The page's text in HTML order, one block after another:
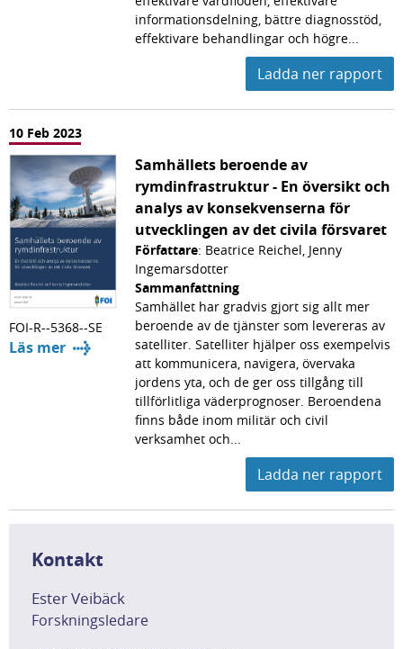
informationsdelning, bättre diagnosstöd,
effektivare behandlingar och högre...
Ladda ner rapport
10 Feb 2023
FOI-R--5368--SE
Läs mer
Samhällets beroende av
rymdinfrastruktur - En översikt och
analys av konsekvenserna för
utvecklingen av det civila försvaret
Författare: Beatrice Reichel, Jenny
Ingemarsdotter
Sammanfattning
Samhället har gradvis gjort sig allt mer
beroende av de tjänster som levereras av
satelliter. Satelliter hjälper oss exempelvis
att kommunicera, navigera, övervaka
jordens yta, och de ger oss tillgång till
tillförlitliga väderprognoser. Beroendena
finns både inom militär och civil
verksamhet och...
Ladda ner rapport
Kontakt
Ester Veibäck
Forskningsledare